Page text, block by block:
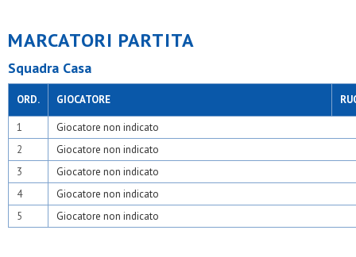
MARCATORI PARTITA
Squadra Casa
ORD. GIOCATORE
1
Giocatore non indicato
2
Giocatore non indicato
3
Giocatore non indicato
4
Giocatore non indicato
5
Giocatore non indicato